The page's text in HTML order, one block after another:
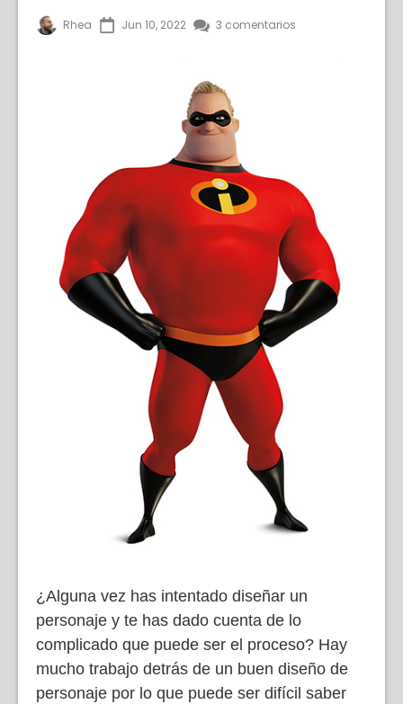
Rhea Jun 10, 2022 3 comentarios
¿Alguna vez has intentado diseñar un
personaje y te has dado cuenta de lo
complicado que puede ser el proceso? Hay
mucho trabajo detrás de un buen diseño de
personaje por lo que puede ser difícil saber